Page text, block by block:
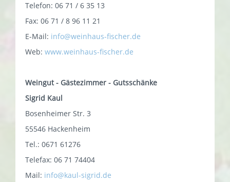
Telefon: 06 71 / 6 35 13
Fax: 06 71 / 8 96 11 21
E-Mail: info@weinhaus-fischer.de
Web: www.weinhaus-fischer.de
Weingut - Gästezimmer - Gutsschänke
Sigrid Kaul
Bosenheimer Str. 3
55546 Hackenheim
Tel.: 0671 61276
Telefax: 06 71 74404
Mail: info@kaul-sigrid.de